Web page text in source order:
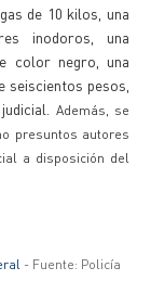
de 10 kilos, una
inodoros, una
color negro, una
seiscientos pesos,
Además, se
presuntos autores
a disposición del
- Fuente: Policía